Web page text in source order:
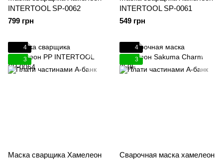
INTERTOOL SP-0062
799 грн
INTERTOOL SP-0061
549 грн
4
3
Маска сварщика Хамелеон
4
3
Сварочная маска хамелеон